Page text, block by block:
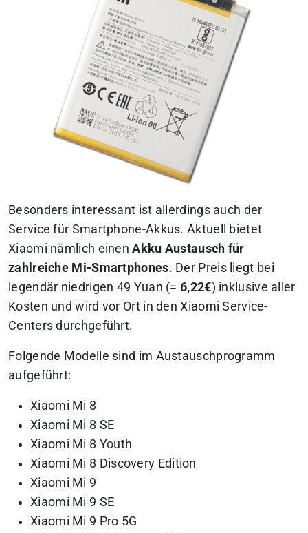
Besonders interessant ist allerdings auch der
Service für Smartphone-Akkus. Aktuell bietet
Xiaomi nämlich einenAkku Austausch für
zahlreiche Mi-Smartphones. Der Preis liegt bei
legendär niedrigen 49 Yuan (=6,22€) inklusive aller
Kosten und wird vor Ort in den Xiaomi Service-
Centers durchgeführt.
Folgende Modelle sind im Austauschprogramm
aufgeführt:
Xiaomi Mi 8
Xiaomi Mi 8 SE
Xiaomi Mi 8 Youth
Xiaomi Mi 8 Discovery Edition
Xiaomi Mi 9
Xiaomi Mi 9 SE
Xiaomi Mi 9 Pro 5G